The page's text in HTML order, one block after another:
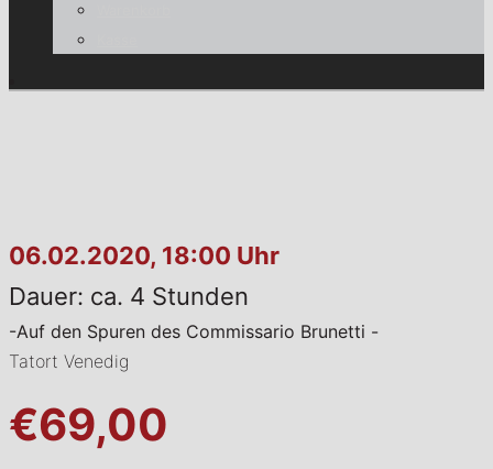
06.02.2020, 18:00 Uhr
Dauer: ca. 4 Stunden
-Auf den Spuren des Commissario Brunetti -
Tatort Venedig
€69,00